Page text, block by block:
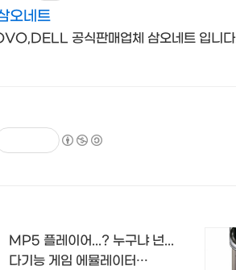
오네트
공식판매업체 삼오네트 입니
MP5 플레이어...? 누구냐 넌...
다기능 게임 에뮬레이터